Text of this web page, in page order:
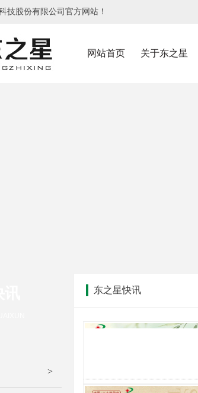
技股份有限公司官方网站！
网站首页 关于东之星
>
东之星快讯